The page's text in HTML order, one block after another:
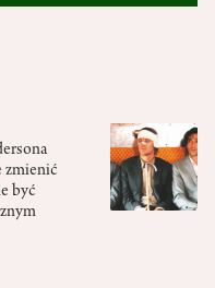
zmienić
być